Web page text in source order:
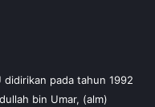
pada tahun 1992
bin Umar, (alm)